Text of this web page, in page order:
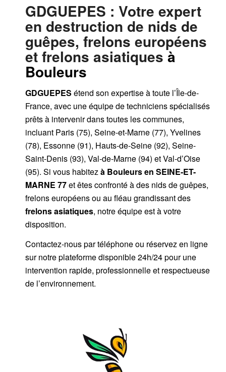
GDGUEPES : Votre expert
en destruction de nids de
guêpes, frelons européens
et frelons asiatiquesà
Bouleurs
GDGUEPES étend son expertise à toute l’Île-de-
France, avec une équipe de techniciens spécialisés
prêts à intervenir dans toutes les communes,
incluant Paris (75), Seine-et-Marne (77), Yvelines
(78), Essonne (91), Hauts-de-Seine (92), Seine-
Saint-Denis (93), Val-de-Marne (94) et Val-d’Oise
(95). Si vous habitez à Bouleursen SEINE-ET-
MARNE 77et êtes confronté à des nids de guêpes,
frelons européens ou au fléau grandissant des
frelons asiatiques, notre équipe est à votre
disposition.
Contactez-nous partéléphoneou réservez en ligne
sur notre plateforme disponible 24h/24pour une
intervention rapide, professionnelle et respectueuse
de l’environnement.